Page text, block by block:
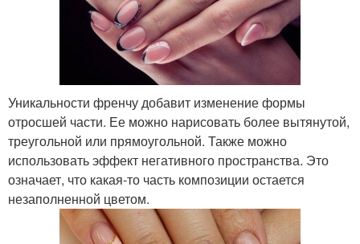
Уникальности френчу добавит изменение формы
отросшей части. Ее можно нарисовать более вытянутой,
треугольной или прямоугольной. Также можно
использовать эффект негативного пространства. Это
означает, что какая-то часть композиции остается
незаполненной цветом.